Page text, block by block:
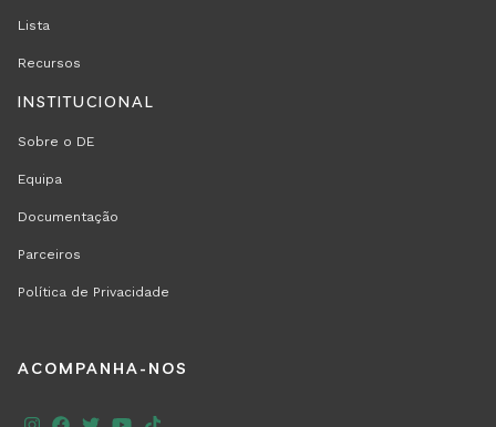
Lista
Recursos
INSTITUCIONAL
Sobre o DE
Equipa
Documentação
Parceiros
Política de Privacidade
REGION
FOOTER
ACOMPANHA-NOS